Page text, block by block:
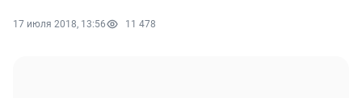
17 июля 2018, 13:56 11 478